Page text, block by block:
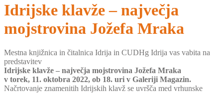
Idrijske klavže – največja
mojstrovina Jožefa Mraka
Mestna knjižnica in čitalnica Idrija in CUDHg Idrija vas vabita na
predstavitev
Idrijske klavže – največja mojstrovina Jožefa Mraka
v torek, 11. oktobra 2022, ob 18. uri v Galeriji Magazin.
Načrtovanje znamenitih Idrijskih klavž se uvršča med vrhunske